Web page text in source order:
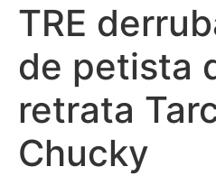
TRE
de petista
retrata
Chucky